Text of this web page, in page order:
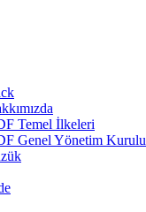
Temel İlkeleri
Genel Yönetim Kurulu